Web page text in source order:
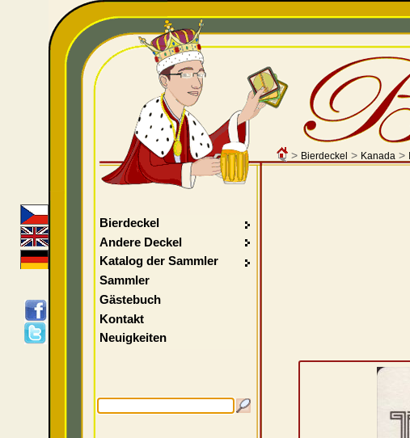
> Bierdeckel > Kanada>
Bierdeckel
Andere Deckel
Katalog der Sammler
Sammler
Gästebuch
Kontakt
Neuigkeiten